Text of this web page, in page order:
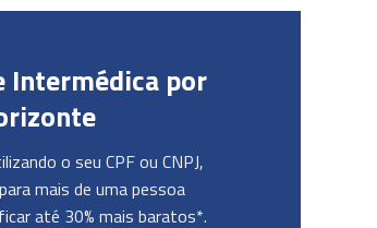
Intermédica por
o seu CPF ou CNPJ,
mais de uma pessoa
até 30% mais baratos*.